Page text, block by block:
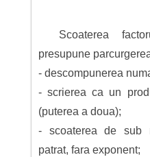
Scoaterea
presupune
- descompunerea
- scrierea ca un
(puterea a doua);
- scoaterea de sub
patrat, fara exponent;